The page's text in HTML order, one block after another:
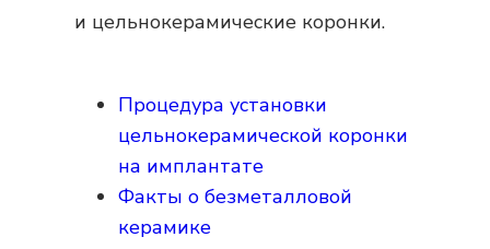
и цельнокерамические коронки.
Процедура установки
цельнокерамической коронки
на имплантате
Факты о безметалловой
керамике